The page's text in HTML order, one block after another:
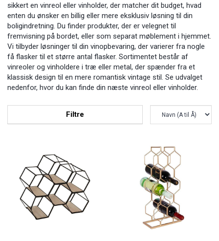
sikkert en vinreol eller vinholder, der matcher dit budget, hvad
enten du ønsker en billig eller mere eksklusiv løsning til din
boligindretning. Du finder produkter, der er velegnet til
fremvisning på bordet, eller som separat møblement i hjemmet.
Vi tilbyder løsninger til din vinopbevaring, der varierer fra nogle
få flasker til et større antal flasker. Sortimentet består af
vinreoler og vinholdere i træ eller metal, der spænder fra et
klassisk design til en mere romantisk vintage stil. Se udvalget
nedenfor, hvor du kan finde din næste vinreol eller vinholder.
Filtre